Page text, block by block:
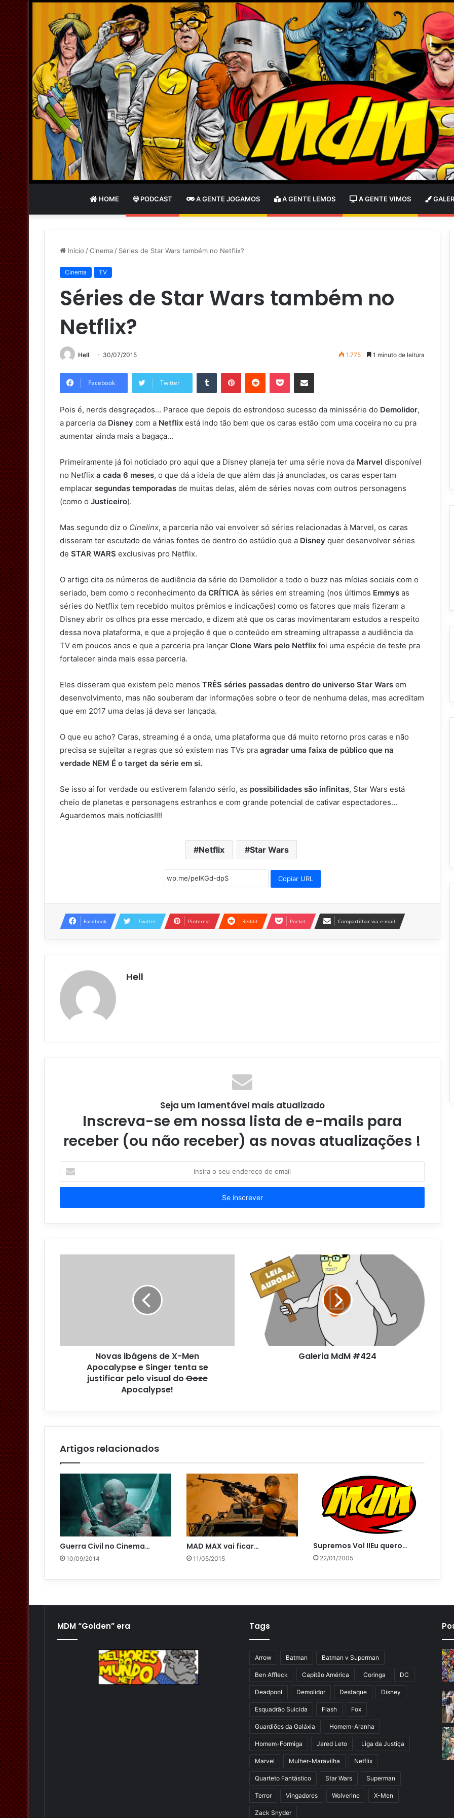
HOME PODCAST A GENTE JOGAMOS A GENTE LEMOS A GENTE VIMOS
Início /Cinema / Séries de Star Wars também no Netflix?
Cinema TV
Séries de Star Wars também no
Netflix?
Hell 30/07/2015 1.775 1 minuto de leitura
Facebook Twitter
Pois é, nerds desgraçados… Parece que depois do estrondoso sucesso da minissérie do Demolidor,
a parceria da Disney com a Netflix está indo tão bem que os caras estão com uma coceira no cu pra
aumentar ainda mais a bagaça…
Primeiramente já foi noticiado pro aqui que a Disney planeja ter uma série nova da Marvel disponível
no Netflix a cada 6 meses, o que dá a ideia de que além das já anunciadas, os caras espertam
emplacar segundas temporadas de muitas delas, além de séries novas com outros personagens
(como o Justiceiro).
Mas segundo diz o Cinelinx, a parceria não vai envolver só séries relacionadas à Marvel, os caras
disseram ter escutado de várias fontes de dentro do estúdio que a Disney quer desenvolver séries
de STAR WARS exclusivas pro Netflix.
O artigo cita os números de audiência da série do Demolidor e todo o buzz nas mídias sociais com o
seriado, bem como o reconhecimento da CRÍTICA às séries em streaming (nos últimos Emmys as
séries do Netflix tem recebido muitos prêmios e indicações) como os fatores que mais fizeram a
Disney abrir os olhos pra esse mercado, e dizem até que os caras movimentaram estudos a respeito
dessa nova plataforma, e que a projeção é que o conteúdo em streaming ultrapasse a audiência da
TV em poucos anos e que a parceria pra lançar Clone Wars pelo Netflix foi uma espécie de teste pra
fortalecer ainda mais essa parceria.
Eles disseram que existem pelo menos TRÊS séries passadas dentro do universo Star Wars em
desenvolvimento, mas não souberam dar informações sobre o teor de nenhuma delas, mas acreditam
que em 2017 uma delas já deva ser lançada.
O que eu acho? Caras, streaming é a onda, uma plataforma que dá muito retorno pros caras e não
precisa se sujeitar a regras que só existem nas TVs pra agradar uma faixa de público que na
verdade NEM É o target da série em si.
Se isso aí for verdade ou estiverem falando sério, as possibilidades são infinitas, Star Wars está
cheio de planetas e personagens estranhos e com grande potencial de cativar espectadores…
Aguardemos mais notícias!!!!
Netflix Star Wars
Copiar URL
Facebook Twitter Pinterest Reddit Pocket Compartilhar via e-mail
Hell
Seja um lamentável mais atualizado
Inscreva-se em nossa lista de e-mails para
receber (ou não receber) as novas atualizações !
s
r
s
o
i
Novas ibágens de X-Men
Apocalypse e Singer tenta se
justificar pelo visual doOoze
Apocalypse!
Galeria MdM #424
Artigos relacionados
Guerra Civil no Cinema…
10/09/2014
MAD MAX vai ficar…
11/05/2015
Supremos Vol IIEu quero…
22/01/2005
MDM “Golden” era Tags
Arrow Batman Batman v Superman
Ben Affleck Capitão América Coringa DC
Deadpool Demolidor Destaque Disney
Esquadrão Suicida Flash Fox
Guardiões da Galáxia Homem-Aranha
Homem-Formiga Jared Leto Liga da Justiça
Marvel Mulher-Maravilha Netflix
Quarteto Fantástico Star Wars Superman
Terror Vingadores Wolverine X-Men
Zack Snyder